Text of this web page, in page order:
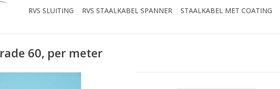
RVS SLUITING
RVS STAALKABEL SPANNER STAALKABEL MET COATING
60, per meter